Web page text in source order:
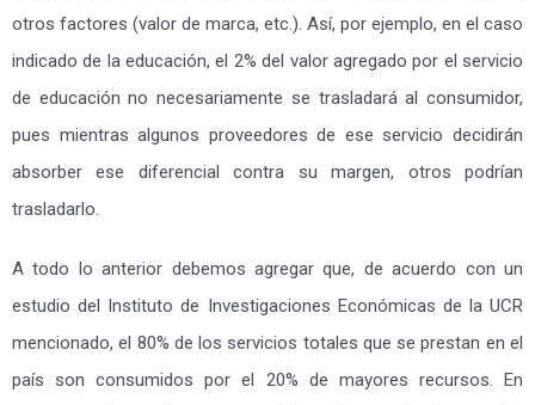
otros factores (valor de marca, etc.). Así, por ejemplo, en el caso
indicado de la educación, el 2% del valor agregado por el servicio
de educación no necesariamente se trasladará al consumidor,
pues mientras algunos proveedores de ese servicio decidirán
absorber ese diferencial contra su margen, otros podrían
trasladarlo.
A todo lo anterior debemos agregar que, de acuerdo con un
estudio del Instituto de Investigaciones Económicas de la UCR
mencionado, el 80% de los servicios totales que se prestan en el
país son consumidos por el 20% de mayores recursos. En